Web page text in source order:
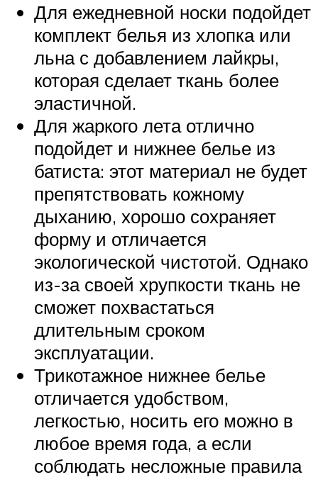
Для ежедневной носки подойдет
комплект белья из хлопка или
льна с добавлением лайкры,
которая сделает ткань более
эластичной.
Для жаркого лета отлично
подойдет и нижнее белье из
батиста: этот материал не будет
препятствовать кожному
дыханию, хорошо сохраняет
форму и отличается
экологической чистотой. Однако
из-за своей хрупкости ткань не
сможет похвастаться
длительным сроком
эксплуатации.
Трикотажное нижнее белье
отличается удобством,
легкостью, носить его можно в
любое время года, а если
соблюдать несложные правила